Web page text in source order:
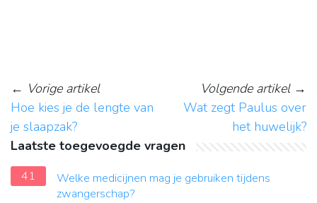
← Vorige artikel
Hoe kies je de lengte van
je slaapzak?
Volgende artikel→
Wat zegt Paulus over
het huwelijk?
Laatste toegevoegde vragen
41
Welke medicijnen mag je gebruiken tijdens
zwangerschap?